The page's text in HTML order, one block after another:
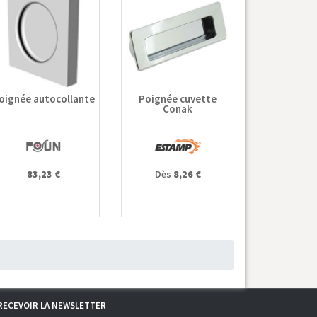
autocollante
83,23 €
Poignée cuvette
Conak
Dès 8,26 €
LA NEWSLETTER